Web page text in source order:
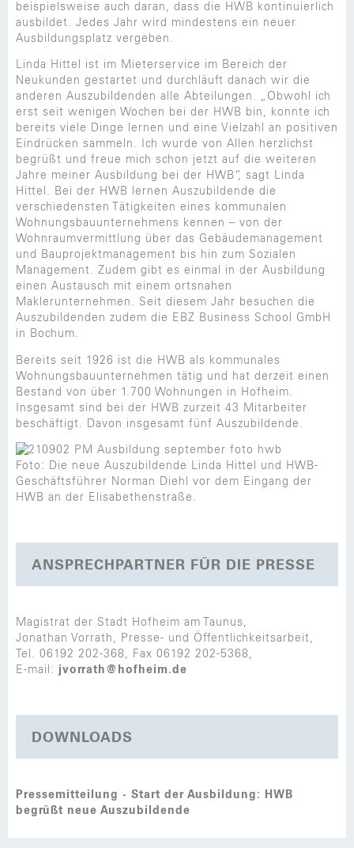
beispielsweise auch daran, dass die HWB kontinuierlich
ausbildet. Jedes Jahr wird mindestens ein neuer
Ausbildungsplatz vergeben.
Linda Hittel ist im Mieterservice im Bereich der
Neukunden gestartet und durchläuft danach wir die
anderen Auszubildenden alle Abteilungen. „Obwohl ich
erst seit wenigen Wochen bei der HWB bin, konnte ich
bereits viele Dinge lernen und eine Vielzahl an positiven
Eindrücken sammeln. Ich wurde von Allen herzlichst
begrüßt und freue mich schon jetzt auf die weiteren
Jahre meiner Ausbildung bei der HWB“, sagt Linda
Hittel. Bei der HWB lernen Auszubildende die
verschiedensten Tätigkeiten eines kommunalen
Wohnungsbauunternehmens kennen – von der
Wohnraumvermittlung über das Gebäudemanagement
und Bauprojektmanagement bis hin zum Sozialen
Management. Zudem gibt es einmal in der Ausbildung
einen Austausch mit einem ortsnahen
Maklerunternehmen. Seit diesem Jahr besuchen die
Auszubildenden zudem die EBZ Business School GmbH
in Bochum.
Bereits seit 1926 ist die HWB als kommunales
Wohnungsbauunternehmen tätig und hat derzeit einen
Bestand von über 1.700 Wohnungen in Hofheim.
Insgesamt sind bei der HWB zurzeit 43 Mitarbeiter
beschäftigt. Davon insgesamt fünf Auszubildende.
Foto: Die neue Auszubildende Linda Hittel und HWB-
Geschäftsführer Norman Diehl vor dem Eingang der
HWB an der Elisabethenstraße.
ANSPRECHPARTNER FÜR DIE PRESSE
Magistrat der Stadt Hofheim am Taunus,
Jonathan Vorrath, Presse- und Öffentlichkeitsarbeit,
Tel. 06192 202-368, Fax 06192 202-5368,
E-mail: jvorrath@hofheim.de
DOWNLOADS
Pressemitteilung - Start der Ausbildung: HWB
begrüßt neue Auszubildende